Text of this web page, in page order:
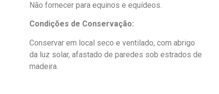
Não fornecer para equinos e equídeos.
Condições de Conservação:
Conservar em local seco e ventilado, com abrigo
da luz solar, afastado de paredes sob estrados de
madeira.